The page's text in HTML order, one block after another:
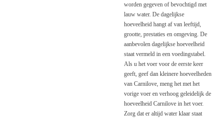
worden gegeven of bevochtigd met
lauw water. De dagelijkse
hoeveelheid hangt af van leeftijd,
grootte, prestaties en omgeving. De
aanbevolen dagelijkse hoeveelheid
staat vermeld in een voedingstabel.
Als u het voer voor de eerste keer
geeft, geef dan kleinere hoeveelheden
van Carnilove, meng het met het
vorige voer en verhoog geleidelijk de
hoeveelheid Carnilove in het voer.
Zorg dat er altijd water klaar staat